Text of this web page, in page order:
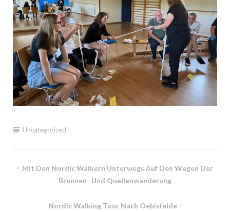
Uncategorized
Beitragsnavigation
Mit Den Nordic Walkern Unterwegs Auf Den Wegen Der
Brunnen- Und Quellenwanderung
Nordic Walking Tour Nach Oebisfelde